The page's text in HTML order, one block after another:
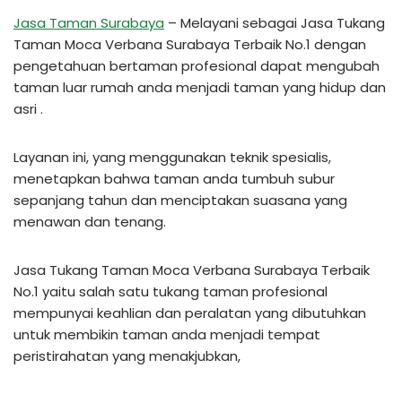
Jasa Taman Surabaya – Melayani sebagai Jasa Tukang
Taman Moca Verbana Surabaya Terbaik No.1 dengan
pengetahuan bertaman profesional dapat mengubah
taman luar rumah anda menjadi taman yang hidup dan
asri .
Layanan ini, yang menggunakan teknik spesialis,
menetapkan bahwa taman anda tumbuh subur
sepanjang tahun dan menciptakan suasana yang
menawan dan tenang.
Jasa Tukang Taman Moca Verbana Surabaya Terbaik
No.1 yaitu salah satu tukang taman profesional
mempunyai keahlian dan peralatan yang dibutuhkan
untuk membikin taman anda menjadi tempat
peristirahatan yang menakjubkan,